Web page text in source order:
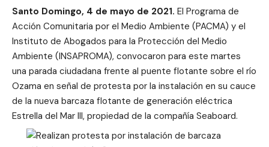
Santo Domingo, 4 de mayo de 2021. El Programa de
Acción Comunitaria por el Medio Ambiente (PACMA) y el
Instituto de Abogados para la Protección del Medio
Ambiente (INSAPROMA), convocaron para este martes
una parada ciudadana frente al puente flotante sobre el río
Ozama en señal de protesta por la instalación en su cauce
de la nueva barcaza flotante de generación eléctrica
Estrella del Mar III, propiedad de la compañía Seaboard.